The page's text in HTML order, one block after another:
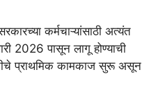
कर्मचाऱ्यांसाठी अत्यंत
2026 पासून लागू होण्याची
प्राथमिक कामकाज सुरू असून